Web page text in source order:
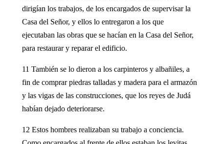
dirigían los trabajos, de los encargados de supervisar la
Casa del Señor, y ellos lo entregaron a los que
ejecutaban las obras que se hacían en la Casa del Señor,
para restaurar y reparar el edificio.
11 También se lo dieron a los carpinteros y albañiles, a
fin de comprar piedras talladas y madera para el armazón
y las vigas de las construcciones, que los reyes de Judá
habían dejado deteriorarse.
12 Estos hombres realizaban su trabajo a conciencia.